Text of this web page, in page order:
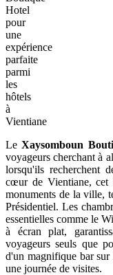
Hotel
pour
une
expérience
parfaite
parmi
les
hôtels
à
Vientiane
LeXaysomboun
voyageurs cherchant à
lorsqu'ils recherchent
cœur de Vientiane, cet
monuments de la ville,
Présidentiel. Les
essentielles comme le
à écran plat,
voyageurs seuls que
d'un magnifique bar
une journée de visites.